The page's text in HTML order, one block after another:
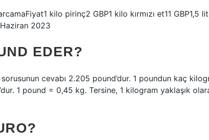
kilo pirinç2 GBP1 kilo kırmızı et11 GBP1,5
2023
EDER?
cevabı 2.205 pound’dur. 1 poundun kaç
1 pound = 0,45 kg. Tersine, 1 kilogram yaklaşık